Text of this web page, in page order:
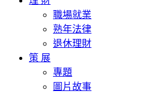
職場就業
熟年法律
退休理財
策 展
專題
圖片故事